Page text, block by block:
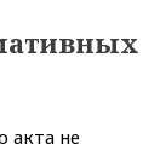
акта не